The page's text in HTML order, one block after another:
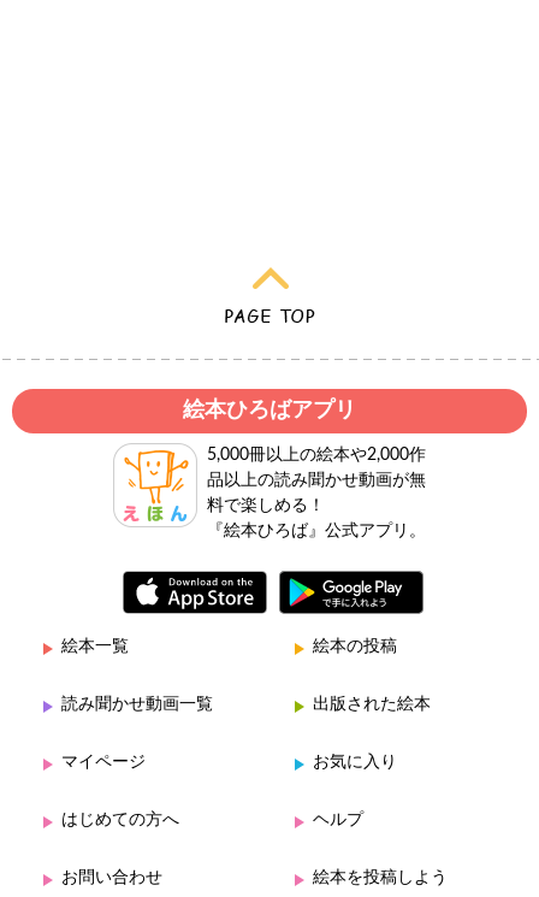
絵本ひろばアプリ
5,000冊以上の絵本や2,000作
品以上の読み聞かせ動画が無
料で楽しめる！
『絵本ひろば』公式アプリ。
絵本一覧 絵本の投稿
読み聞かせ動画一覧 出版された絵本
マイページ お気に入り
はじめての方へ ヘルプ
お問い合わせ 絵本を投稿しよう